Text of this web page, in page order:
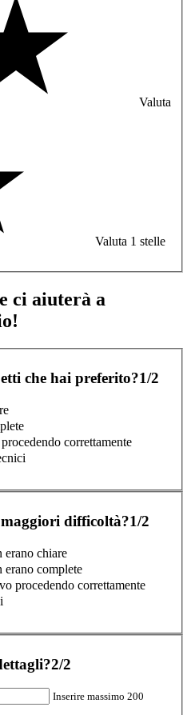
Valuta
Valuta 1 stelle
ci aiuterà a
che hai preferito?1/2
correttamente
difficoltà?1/2
chiare
complete
procedendo correttamente
2/2
Inserire massimo 200